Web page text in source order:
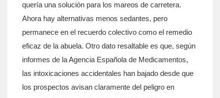
quería una solución para los mareos de carretera.
Ahora hay alternativas menos sedantes, pero
permanece en el recuerdo colectivo como el remedio
eficaz de la abuela. Otro dato resaltable es que, según
informes de la Agencia Española de Medicamentos,
las intoxicaciones accidentales han bajado desde que
los prospectos avisan claramente del peligro en